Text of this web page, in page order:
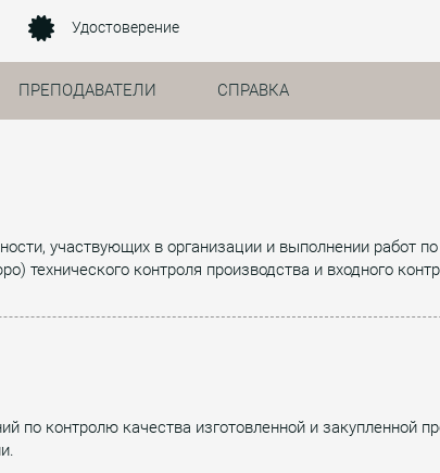
Удостоверение
ПРЕПОДАВАТЕЛИ СПРАВКА
участвующих в организации и выполнении работ
технического контроля производства и входного
по контролю качества изготовленной и закупленной